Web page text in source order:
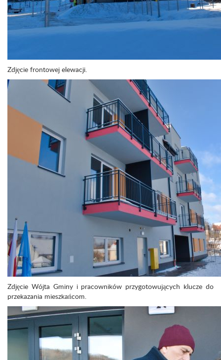
Zdjęcie frontowej elewacji.
Zdjęcie Wójta Gminy i pracowników przygotowujących klucze do
przekazania mieszkańcom.